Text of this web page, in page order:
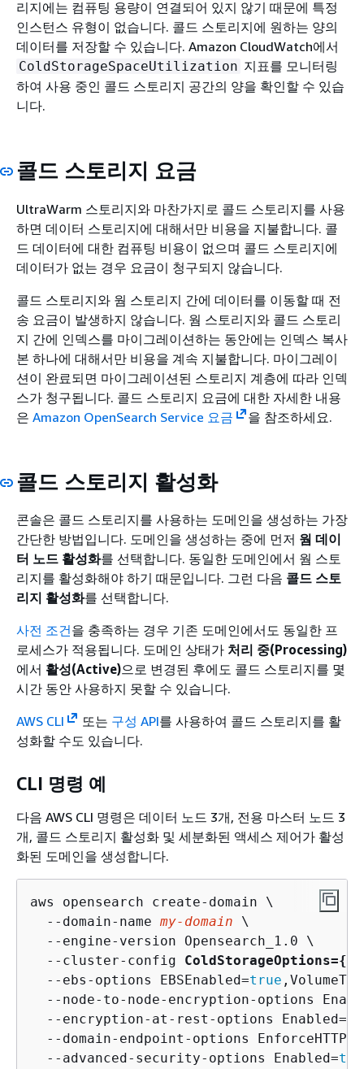
리지에는 컴퓨팅 용량이 연결되어 있지 않기 때문에 특정
인스턴스 유형이 없습니다. 콜드 스토리지에 원하는 양의
데이터를 저장할 수 있습니다. Amazon CloudWatch에서
ColdStorageSpaceUtilization 지표를 모니터링
하여 사용 중인 콜드 스토리지 공간의 양을 확인할 수 있습
니다.
콜드 스토리지 요금
UltraWarm 스토리지와 마찬가지로 콜드 스토리지를 사용
하면 데이터 스토리지에 대해서만 비용을 지불합니다. 콜
드 데이터에 대한 컴퓨팅 비용이 없으며 콜드 스토리지에
데이터가 없는 경우 요금이 청구되지 않습니다.
콜드 스토리지와 웜 스토리지 간에 데이터를 이동할 때 전
송 요금이 발생하지 않습니다. 웜 스토리지와 콜드 스토리
지 간에 인덱스를 마이그레이션하는 동안에는 인덱스 복사
본 하나에 대해서만 비용을 계속 지불합니다. 마이그레이
션이 완료되면 마이그레이션된 스토리지 계층에 따라 인덱
스가 청구됩니다. 콜드 스토리지 요금에 대한 자세한 내용
은 Amazon OpenSearch Service 요금 을 참조하세요.
콜드 스토리지 활성화
콘솔은 콜드 스토리지를 사용하는 도메인을 생성하는 가장
간단한 방법입니다. 도메인을 생성하는 중에 먼저 웜 데이
터 노드 활성화를 선택합니다. 동일한 도메인에서 웜 스토
리지를 활성화해야 하기 때문입니다. 그런 다음 콜드 스토
리지 활성화를 선택합니다.
사전 조건을 충족하는 경우 기존 도메인에서도 동일한 프
로세스가 적용됩니다. 도메인 상태가 처리 중(Processing)
에서 활성(Active)으로 변경된 후에도 콜드 스토리지를 몇
시간 동안 사용하지 못할 수 있습니다.
AWS CLI
또는 구성 API를 사용하여 콜드 스토리지를 활
성화할 수도 있습니다.
CLI 명령 예
다음 AWS CLI 명령은 데이터 노드 3개, 전용 마스터 노드 3
개, 콜드 스토리지 활성화 및 세분화된 액세스 제어가 활성
화된 도메인을 생성합니다.
aws opensearch create-domain \
  --domain-name
my-domain \
  --engine-version Opensearch_1.0 \
  --cluster-config
ColdStorageOptions={
  --ebs-options EBSEnabled=
true
--node-to-node-encryption-options
  --encryption-at-rest-options Enabled=
  --domain-endpoint-options EnforceHTTPS=
  --advanced-security-options Enabled=